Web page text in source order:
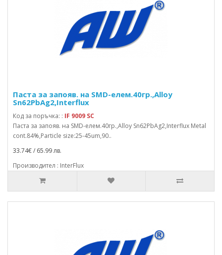
Паста за запояв. на SMD-елем.40гр.,Alloy
Sn62PbAg2,Interflux
Код за поръчка: : IF 9009 SC
Паста за запояв. на SMD-елем.40гр.,Alloy Sn62PbAg2,Interflux Metal
cont.84%,Particle size:25-45um,90..
33.74€ / 65.99 лв.
Производител : InterFlux